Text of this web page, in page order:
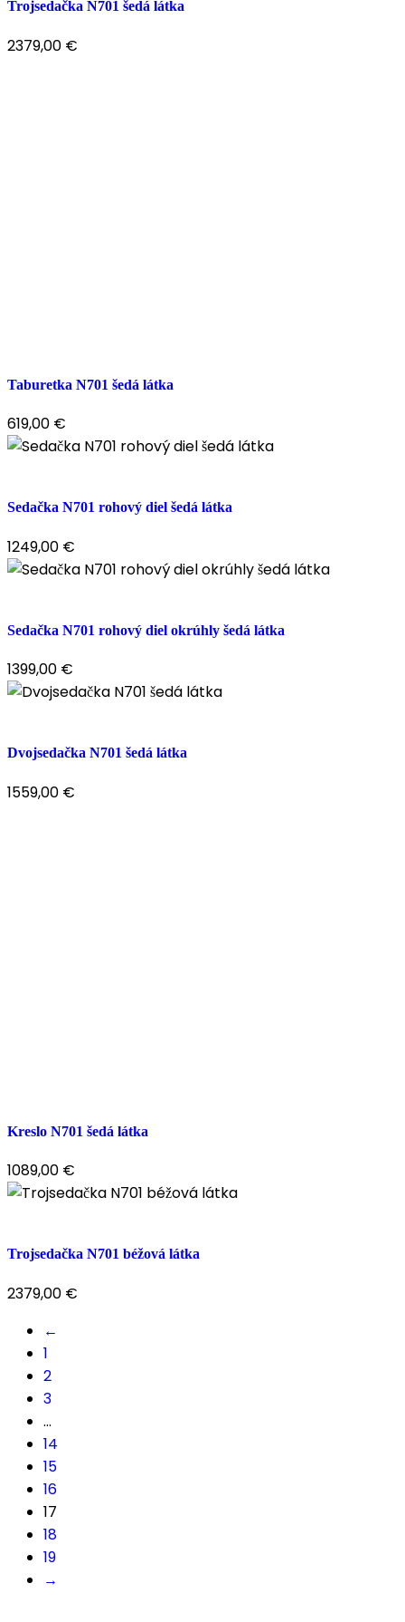
Trojsedačka N701 šedá látka
2379,00 €
Taburetka N701 šedá látka
619,00 €
Sedačka N701 rohový diel šedá látka
1249,00 €
Sedačka N701 rohový diel okrúhly šedá látka
1399,00 €
Dvojsedačka N701 šedá látka
1559,00 €
Kreslo N701 šedá látka
1089,00 €
Trojsedačka N701 béžová látka
2379,00 €
←
1
2
3
…
14
15
16
17
18
19
→